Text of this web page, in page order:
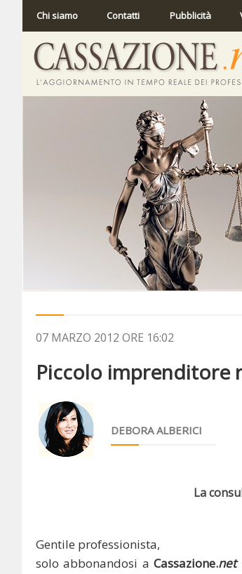
Chi siamo Contatti Pubblicità
07 MARZO 2012 ORE 16:02
Piccolo imprenditore
DEBORA ALBERICI
La
Gentile professionista,
solo abbonandosi aCassazione.net